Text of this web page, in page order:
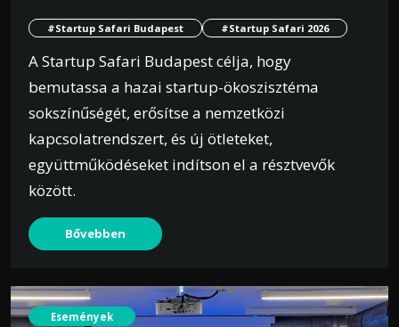
#Startup Safari Budapest #Startup Safari 2026
A Startup Safari Budapest célja, hogy
bemutassa a hazai startup-ökoszisztéma
sokszínűségét, erősítse a nemzetközi
kapcsolatrendszert, és új ötleteket,
együttműködéseket indítson el a résztvevők
között.
Bővebben
Események